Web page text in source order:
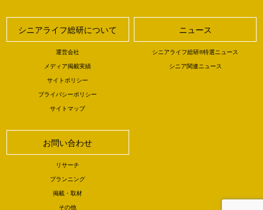
シニアライフ総研について
運営会社
メディア掲載実績
サイトポリシー
プライバシーポリシー
サイトマップ
ニュース
シニアライフ総研®特選ニュース
シニア関連ニュース
お問い合わせ
リサーチ
プランニング
掲載・取材
その他